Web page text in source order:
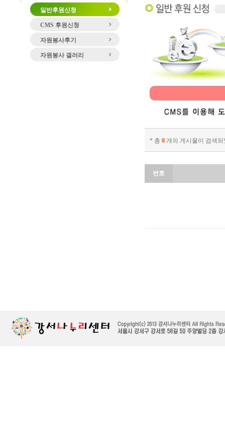
일반후원신청
CMS 후원신청
자원봉사후기
자원봉사 갤러리
* 총 0 개의 게시물이 검색
번호